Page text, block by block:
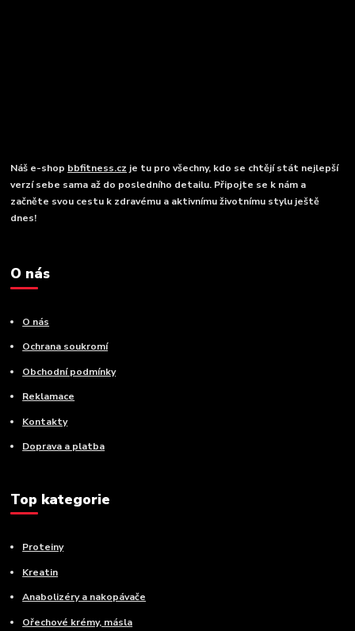
Náš e-shop bbfitness.cz je tu pro všechny, kdo se chtějí stát nejlepší
verzí sebe sama až do posledního detailu. Připojte se k nám a
začněte svou cestu k zdravému a aktivnímu životnímu stylu ještě
dnes!
O nás
O nás
Ochrana soukromí
Obchodní podmínky
Reklamace
Kontakty
Doprava a platba
Top kategorie
Proteiny
Kreatin
Anabolizéry a nakopávače
Ořechové krémy, másla